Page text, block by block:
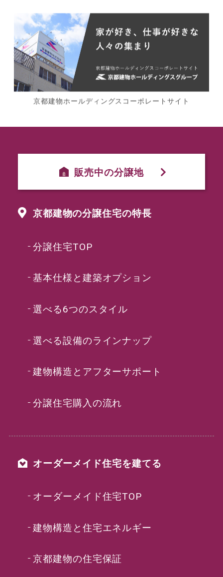
京都建物ホールディングスコーポレートサイト
販売中の分譲地
京都建物の分譲住宅の特長
分譲住宅TOP
基本仕様と建築オプション
選べる6つのスタイル
選べる設備のラインナップ
建物構造とアフターサポート
分譲住宅購入の流れ
オーダーメイド住宅を建てる
オーダーメイド住宅TOP
建物構造と住宅エネルギー
京都建物の住宅保証